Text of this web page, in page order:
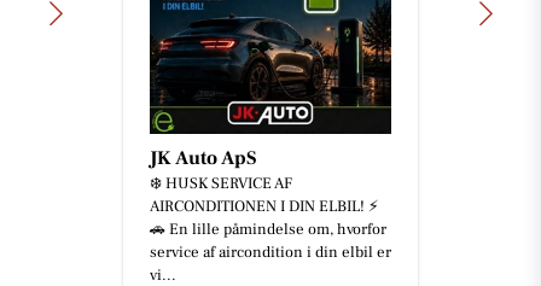
JK Auto ApS
❄️ HUSK SERVICE AF
AIRCONDITIONEN I DIN ELBIL! ⚡
🚗 En lille påmindelse om, hvorfor
service af aircondition i din elbil er
vi...